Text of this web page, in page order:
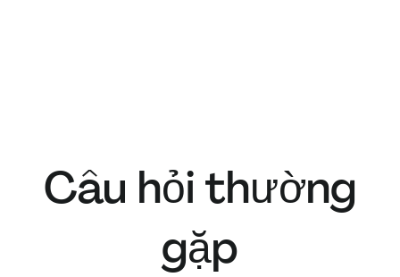
Câu hỏi thường
gặp